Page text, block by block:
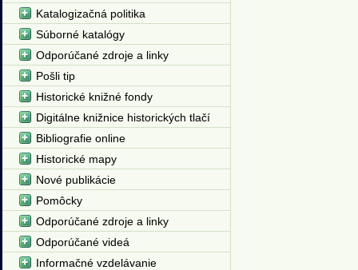
Katalogizačná politika
Súborné katalógy
Odporúčané zdroje a linky
Pošli tip
Historické knižné fondy
Digitálne knižnice historických tlačí
Bibliografie online
Historické mapy
Nové publikácie
Pomôcky
Odporúčané zdroje a linky
Odporúčané videá
Informačné vzdelávanie